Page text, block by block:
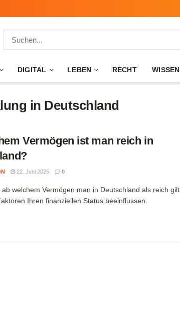
DIGITAL LEBEN RECHT WISSEN
in Deutschland
Vermögen ist man reich in
22. Juni 2025 0
ab welchem Vermögen man in Deutschland als reich gilt
Ihren finanziellen Status beeinflussen.